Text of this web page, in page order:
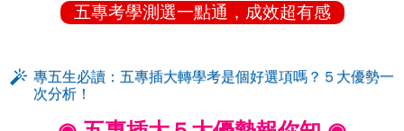
五專考學測選一點通，成效超有感
專五生必讀：五專插大轉學考是個好選項嗎？５大優勢一
次分析！